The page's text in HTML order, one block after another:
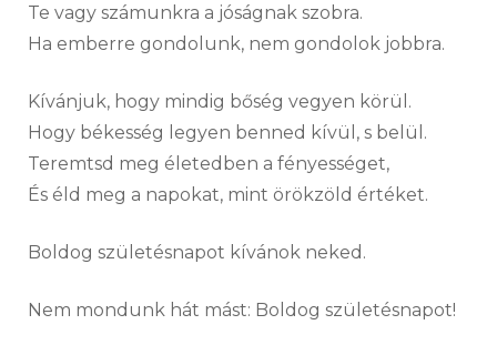
Te vagy számunkra a jóságnak szobra.
Ha emberre gondolunk, nem gondolok jobbra.
Kívánjuk, hogy mindig bőség vegyen körül.
Hogy békesség legyen benned kívül, s belül.
Teremtsd meg életedben a fényességet,
És éld meg a napokat, mint örökzöld értéket.
Boldog születésnapot kívánok neked.
Nem mondunk hát mást: Boldog születésnapot!